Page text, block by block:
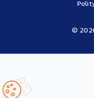
©
Ustawy o PPK przez